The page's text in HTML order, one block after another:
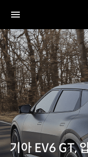
전체
메뉴
기아 EV6 GT,